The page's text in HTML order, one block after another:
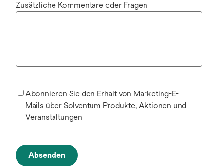
Zusätzliche Kommentare oder Fragen
Abonnieren Sie den Erhalt von Marketing-E-
Mails über Solventum Produkte, Aktionen und
Veranstaltungen
Absenden